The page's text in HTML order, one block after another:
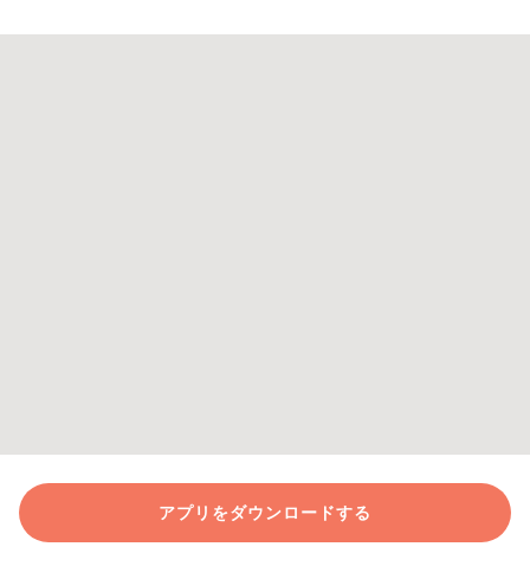
アプリをダウンロードする